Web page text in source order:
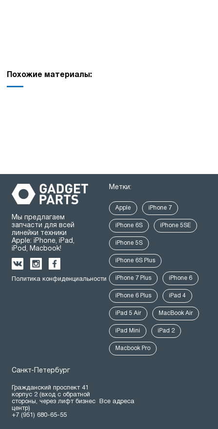
Похожие материалы:
Мы предлагаем
запчасти для всей
линейки техники
Apple: iPhone, iPad,
iPod, Macbook!
Политика конфиденциальности
Метки:
Apple iPhone 7
iPhone 6S iPhone 5SE
iPhone 5S
iPhone 6S Plus
iPhone 7 Plus iPhone 6
iPhone 6 Plus iPad 4
iPad 5 Air MacBook Air
iPad Mini iPad 2
Macbook Pro
Санкт-Петербург
Гражданский проспект 41
корпус 2 (вход с обратной
стороны, через лифт бизнес
центр)
+7 (951) 680-65-55
Все адреса